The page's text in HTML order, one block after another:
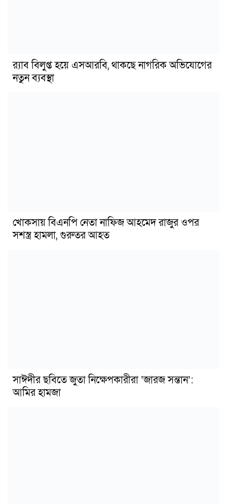
র‍্যাব বিলুপ্ত হয়ে এসআরবি, থাকছে নাগরিক অভিযোগের
নতুন ব্যবস্থা
খোকসায় বিএনপি নেতা নাফিজ আহমেদ রাজুর ওপর
সশস্ত্র হামলা, গুরুতর আহত
সাঈদীর ছবিতে জুতা নিক্ষেপকারীরা ‘জারজ সন্তান’:
আমির হামজা